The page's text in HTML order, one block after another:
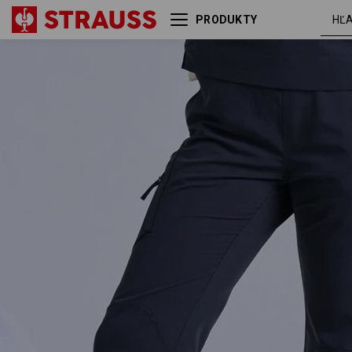
PRODUKTY
Nohavice s vreckom